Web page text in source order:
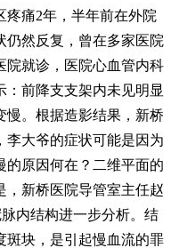
疼痛2年，半年前在外院
仍然反复，曾在多家医院
院就诊，医院心血管内科
：前降支支架内未见明显
慢。根据造影结果，新桥
李大爷的症状可能是因为
的原因何在？二维平面的
，新桥医院导管室主任赵
内结构进一步分析。结
斑块，是引起慢血流的罪